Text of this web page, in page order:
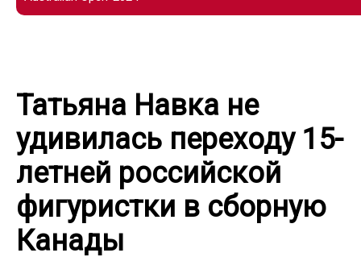
Татьяна Навка не
удивилась переходу 15-
летней российской
фигуристки в сборную
Канады